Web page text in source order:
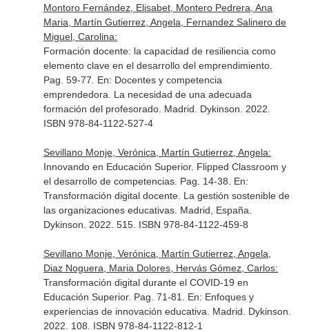
Montoro Fernández, Elisabet, Montero Pedrera, Ana
Maria, Martín Gutierrez, Angela, Fernandez Salinero de
Miguel, Carolina:
Formación docente: la capacidad de resiliencia como
elemento clave en el desarrollo del emprendimiento.
Pag. 59-77. En: Docentes y competencia
emprendedora. La necesidad de una adecuada
formación del profesorado. Madrid. Dykinson. 2022.
ISBN 978-84-1122-527-4
Sevillano Monje, Verónica, Martín Gutierrez, Angela:
Innovando en Educación Superior. Flipped Classroom y
el desarrollo de competencias. Pag. 14-38. En:
Transformación digital docente. La gestión sostenible de
las organizaciones educativas. Madrid, España.
Dykinson. 2022. 515. ISBN 978-84-1122-459-8
Sevillano Monje, Verónica, Martín Gutierrez, Angela,
Diaz Noguera, Maria Dolores, Hervás Gómez, Carlos:
Transformación digital durante el COVID-19 en
Educación Superior. Pag. 71-81. En: Enfoques y
experiencias de innovación educativa . Madrid. Dykinson.
2022. 108. ISBN 978-84-1122-812-1